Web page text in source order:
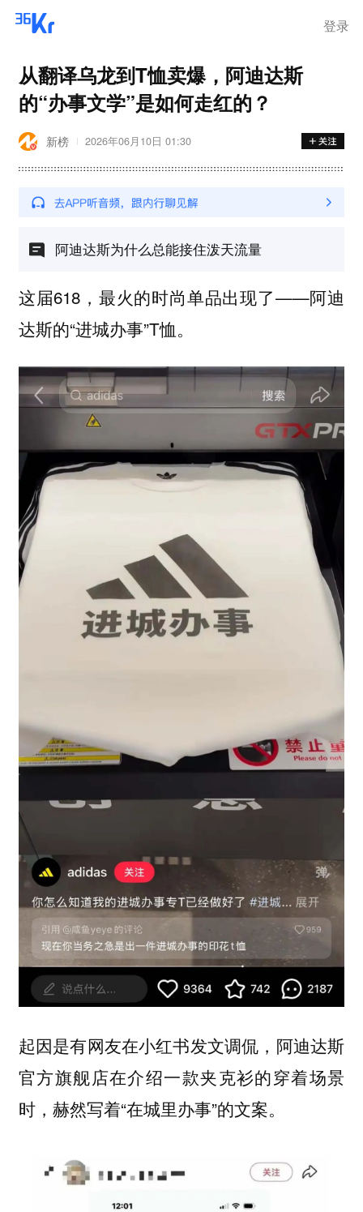
登录
从翻译乌龙到T恤卖爆，阿迪达斯
的“办事文学”是如何走红的？
新榜 2026年06月10日 01:30
阿迪达斯为什么总能接住泼天流量
这届618，最火的时尚单品出现了——阿迪
达斯的“进城办事”T恤。
起因是有网友在小红书发文调侃，阿迪达斯
官方旗舰店在介绍一款夹克衫的穿着场景
时，赫然写着“在城里办事”的文案。